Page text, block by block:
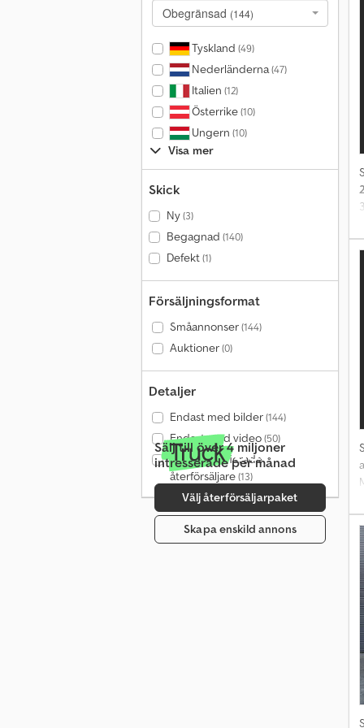
Obegränsad (144)
Tyskland (49)
Nederländerna(47)
Italien (12)
Österrike(10)
Ungern (10)
Visa mer
Skick
Ny(3)
Begagnad (140)
Defekt(1)
Försäljningsformat
Småannonser(144)
Auktioner(0)
Detaljer
Endast med bilder(144)
Endast med video(50)
Endast verifierade
återförsäljare(13)
Sälj till över 4 miljoner
intresserade per månad
Välj återförsäljarpaket
Skapa enskild annons